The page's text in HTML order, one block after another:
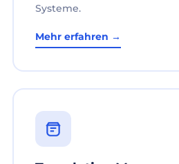
Systeme.
Mehr erfahren →